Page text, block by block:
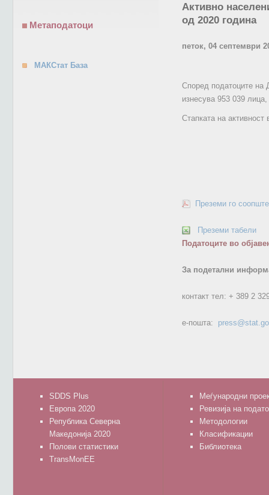
Активно
од 2020 година
петок, 04 септември
Според податоците на
изнесува 953 039
Стапката на
Преземи го
Преземи табели
Податоците во
За подетални
контакт тел: + 389 2
е-пошта:
Метаподатоци
МАКСтат База
SDDS Plus
Европа 2020
Република Северна
Македонија 2020
Полови статистики
TransMonEE
Меѓународни
Ревизија на
Методологии
Класификации
Библиотека